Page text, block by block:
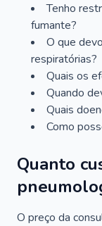
Tenho
fumante?
O que
respiratórias?
Quais os
Quando
Quais
Como
Quanto
O preço da